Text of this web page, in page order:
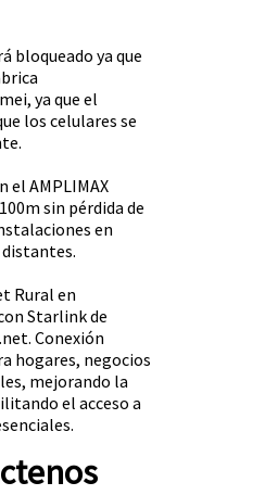
bloqueado ya que
ya que el
los celulares se
el AMPLIMAX
sin pérdida de
en
Rural en
Starlink de
Conexión
hogares, negocios
mejorando la
el acceso a